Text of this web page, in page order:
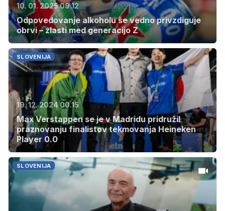
10. 01. 2025 09.12
Odpovedovanje alkoholu še vedno privzdiguje
obrvi – zlasti med generacijo Z
SLOVENIJA
19. 12. 2024 00.15
Max Verstappen se je v Madridu pridružil
praznovanju finalistov tekmovanja Heineken
Player 0.0
SLOVENIJA